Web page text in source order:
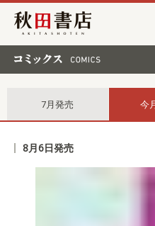
秋田書店
7月発売 今
8月6日発売